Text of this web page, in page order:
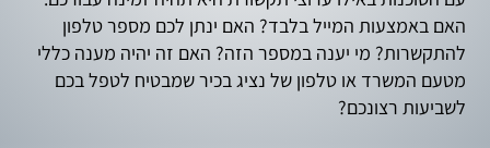
האם באמצעות המייל בלבד? האם ינתן לכם מספר טלפון
להתקשרות? מי יענה במספר הזה? האם זה יהיה מענה כללי
מטעם המשרד או טלפון של נציג בכיר שמבטיח לטפל בכם
לשביעות רצונכם?